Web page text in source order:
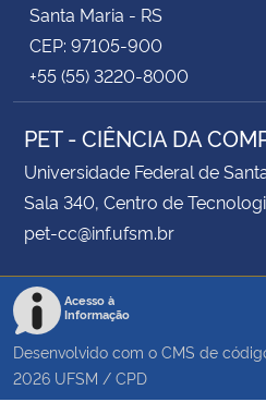
Santa Maria - RS
CEP: 97105-900
+55 (55) 3220-8000
PET - CIÊNCIA DA
Universidade Federal de
Sala 340, Centro de
pet-cc@inf.ufsm.br
Acesso à
Informação
Desenvolvido com o CMS de
2026 UFSM / CPD